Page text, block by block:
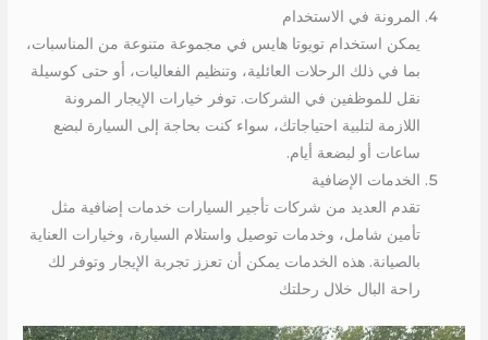
المرونة في الاستخدام
يمكن استخدام تويوتا هايس في مجموعة متنوعة من المناسبات،
بما في ذلك الرحلات العائلية، وتنظيم الفعاليات، أو حتى كوسيلة
نقل للموظفين في الشركات. توفر خيارات الإيجار المرونة
اللازمة لتلبية احتياجاتك، سواء كنت بحاجة إلى السيارة لبضع
ساعات أو لبضعة أيام.
الخدمات الإضافية
تقدم العديد من شركات تأجير السيارات خدمات إضافية مثل
تأمين شامل، وخدمات توصيل واستلام السيارة، وخيارات العناية
بالصيانة. هذه الخدمات يمكن أن تعزز تجربة الإيجار وتوفر لك
راحة البال خلال رحلتك